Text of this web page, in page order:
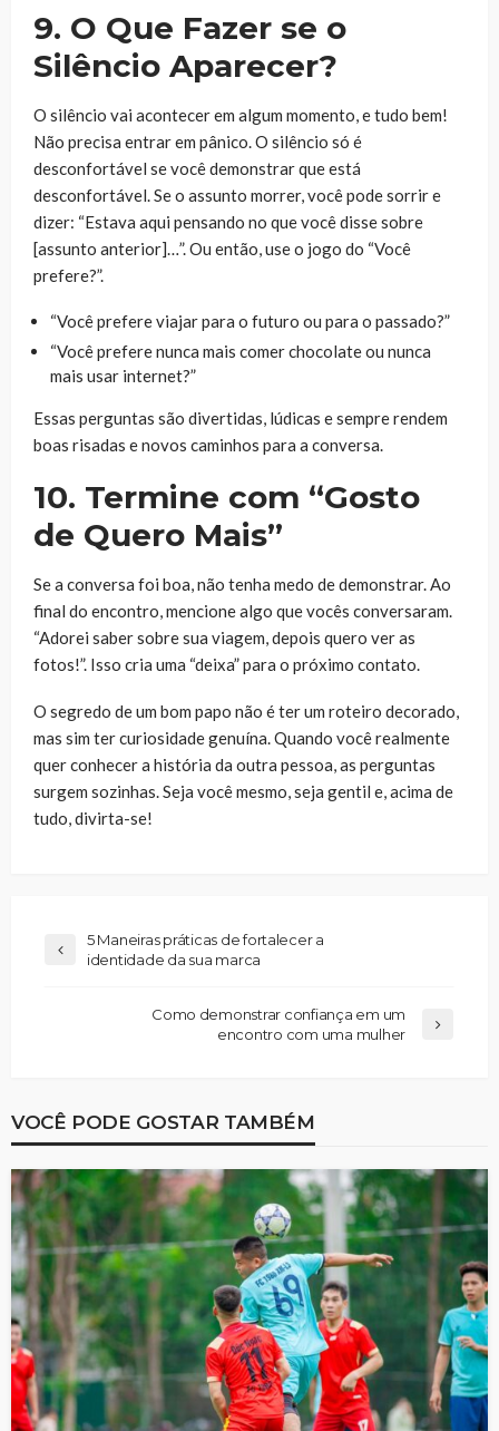
9. O Que Fazer se o
Silêncio Aparecer?
O silêncio vai acontecer em algum momento, e tudo bem!
Não precisa entrar em pânico. O silêncio só é
desconfortável se você demonstrar que está
desconfortável. Se o assunto morrer, você pode sorrir e
dizer: “Estava aqui pensando no que você disse sobre
[assunto anterior]…”. Ou então, use o jogo do “Você
prefere?”.
“Você prefere viajar para o futuro ou para o passado?”
“Você prefere nunca mais comer chocolate ou nunca
mais usar internet?”
Essas perguntas são divertidas, lúdicas e sempre rendem
boas risadas e novos caminhos para a conversa.
10. Termine com “Gosto
de Quero Mais”
Se a conversa foi boa, não tenha medo de demonstrar. Ao
final do encontro, mencione algo que vocês conversaram.
“Adorei saber sobre sua viagem, depois quero ver as
fotos!”. Isso cria uma “deixa” para o próximo contato.
O segredo de um bom papo não é ter um roteiro decorado,
mas sim ter curiosidade genuína. Quando você realmente
quer conhecer a história da outra pessoa, as perguntas
surgem sozinhas. Seja você mesmo, seja gentil e, acima de
tudo, divirta-se!
5 Maneiras práticas de fortalecer a
identidade da sua marca
Como demonstrar confiança em um
encontro com uma mulher
VOCÊ PODE GOSTAR TAMBÉM